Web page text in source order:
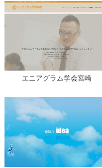
エニアグラム学会宮崎